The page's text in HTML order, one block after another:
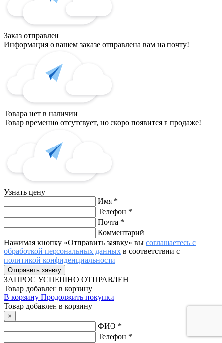
Заказ отправлен
Информация о вашем заказе отправлена вам на почту!
Товара нет в наличии
Товар временно отсутсвует, но скоро появится в продаже!
Узнать цену
Имя *
Телефон *
Почта *
Комментарий
Нажимая кнопку «Отправить заявку» вы соглашаетесь с
обработкой персональных данных в соответствии с
политикой конфиденциальности
ЗАПРОС УСПЕШНО ОТПРАВЛЕН
Товар добавлен в корзину
В корзину Продолжить покупки
Товар добавлен в корзину
×
ФИО *
Телефон *